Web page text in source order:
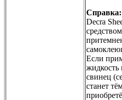
Справка:
Decra
Если
жидкость
свинец
станет